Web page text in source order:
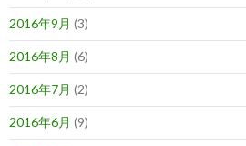
2016年9月 (3)
2016年8月 (6)
2016年7月 (2)
2016年6月 (9)